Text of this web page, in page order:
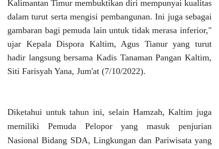
Kalimantan Timur membuktikan diri mempunyai kualitas
dalam turut serta mengisi pembangunan. Ini juga sebagai
gambaran bagi pemuda lain untuk tidak merasa inferior,"
ujar Kepala Dispora Kaltim, Agus Tianur yang turut
hadir langsung bersama Kadis Tanaman Pangan Kaltim,
Siti Farisyah Yana, Jum'at (7/10/2022).
Diketahui untuk tahun ini, selain Hamzah, Kaltim juga
memiliki Pemuda Pelopor yang masuk penjurian
Nasional Bidang SDA, Lingkungan dan Pariwisata yang